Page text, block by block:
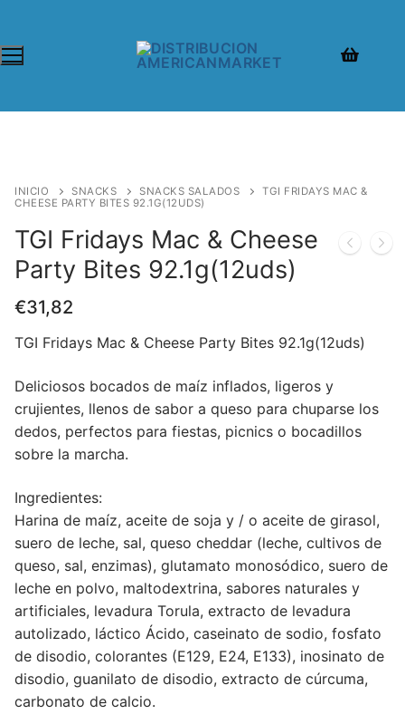
INICIO SNACKS SNACKS SALADOS
TGI FRIDAYS MAC &
CHEESE PARTY BITES 92.1G(12UDS)
TGI Fridays Mac & Cheese
Party Bites 92.1g(12uds)
€31,82
TGI Fridays Mac & Cheese Party Bites 92.1g(12uds)
Deliciosos bocados de maíz inflados, ligeros y
crujientes, llenos de sabor a queso para chuparse los
dedos, perfectos para fiestas, picnics o bocadillos
sobre la marcha.
Ingredientes:
Harina de maíz, aceite de soja y / o aceite de girasol,
suero de leche, sal, queso cheddar (leche, cultivos de
queso, sal, enzimas), glutamato monosódico, suero de
leche en polvo, maltodextrina, sabores naturales y
artificiales, levadura Torula, extracto de levadura
autolizado, láctico Ácido, caseinato de sodio, fosfato
de disodio, colorantes (E129, E24, E133), inosinato de
disodio, guanilato de disodio, extracto de cúrcuma,
carbonato de calcio.